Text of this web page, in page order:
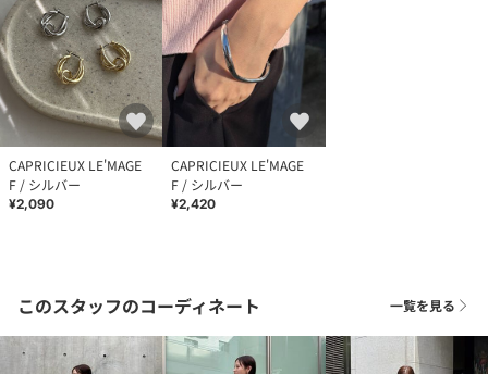
CAPRICIEUX LE'MAGE
F / シルバー
¥2,090
CAPRICIEUX LE'MAGE
F / シルバー
¥2,420
このスタッフのコーディネート 一覧を見る